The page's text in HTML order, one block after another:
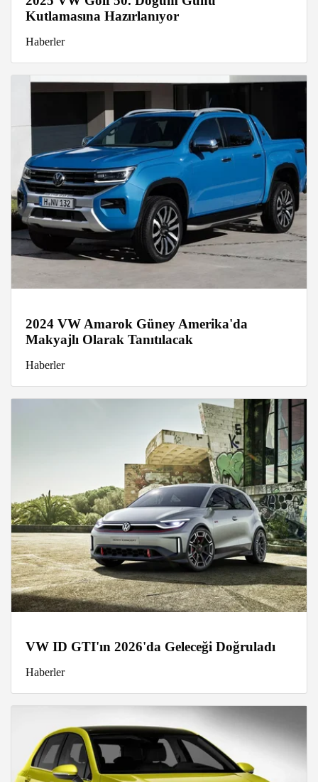
Kutlamasına Hazırlanıyor
Haberler
2024 VW Amarok Güney Amerika'da
Makyajlı Olarak Tanıtılacak
Haberler
VW ID GTI'ın 2026'da Geleceği Doğruladı
Haberler